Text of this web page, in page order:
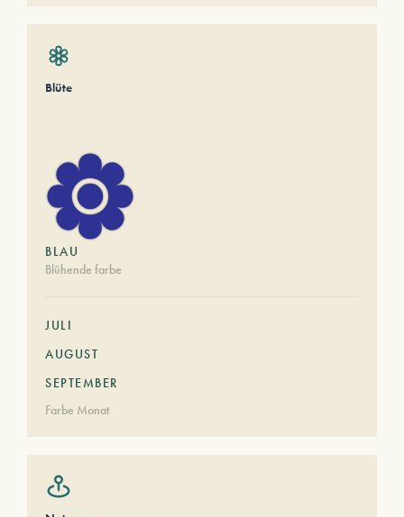
Blüte
BLAU
Blühende farbe
JULI
AUGUST
SEPTEMBER
Farbe Monat